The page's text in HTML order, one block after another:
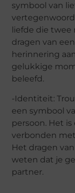
symbool van
liefde die twee
dragen van
herinnering
gelukkige
beleefd.
-Identiteit:
een symbool
persoon. Het
verbonden
Het dragen
weten dat je
partner.